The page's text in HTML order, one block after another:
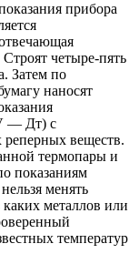
прибора
четыре-пять
Затем по
наносят
— Дт) с
реперных веществ.
термопары и
показаниям
менять
металлов или
температур